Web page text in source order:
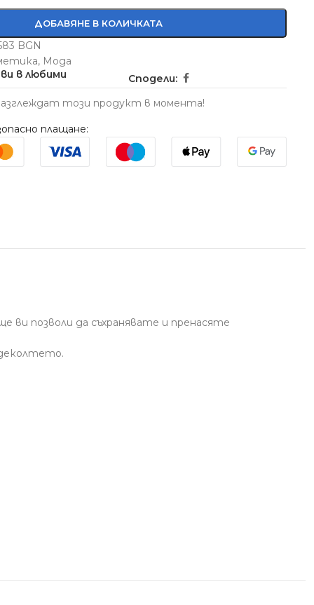
ДОБАВЯНЕ В КОЛИЧКАТА
BGN
, Мода
в любими
Сподели:
този продукт в момента!
плащане:
ви позволи да съхранявате и пренасяте